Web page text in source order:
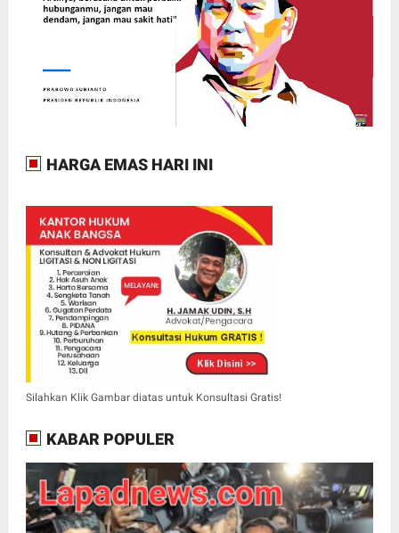
HARGA EMAS HARI INI
Silahkan Klik Gambar diatas untuk Konsultasi Gratis!
KABAR POPULER